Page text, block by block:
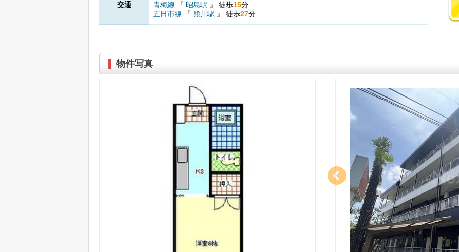
交通
青梅線
『 昭島駅 』 徒歩15分
五日市線
『 熊川駅 』 徒歩27分
物件写真